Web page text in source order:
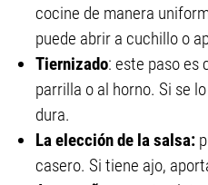
cocine de manera
puede abrir a cuchillo o
Tiernizado: este paso es
parrilla o al horno. Si se
dura.
La elección de la salsa:
casero. Si tiene ajo,